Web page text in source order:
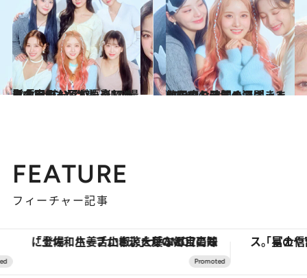
2024.4.5
日本3rdシングル『LIT』は「目でも耳でも楽しめる曲」STAYCが語るMV撮影の裏側
カルチャー 2024.4.5
STAYCの元気の源は…？韓国のおすすめスポットから癒し時間まで聞きました！
カルチャー
FEATURE
フィーチャー記事
「土佐和ハーブかき氷」がOMO7高知に登場！生姜、山椒、大葉など目にも舌にも涼を呼ぶ郷土の味